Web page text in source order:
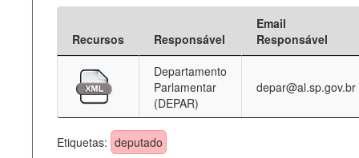
Catálogo de dados
Processo Legislativo
Deputados Estaduais
Administração
Legislação
Recursos Responsável
Email
Responsável
Departamento
Parlamentar
(DEPAR)
depar@al.sp.gov.br
Etiquetas: deputado